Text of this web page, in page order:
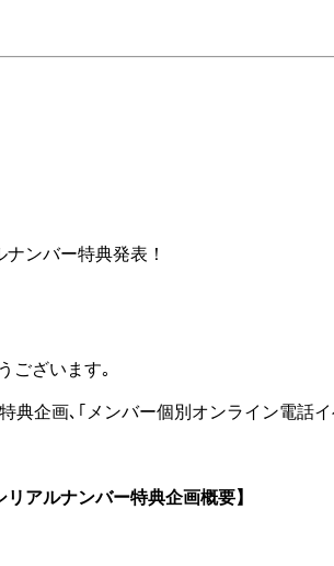
ナンバー特典発表！
ございます｡
典企画､｢メンバー個別オンライン電話
アルナンバー特典企画概要】